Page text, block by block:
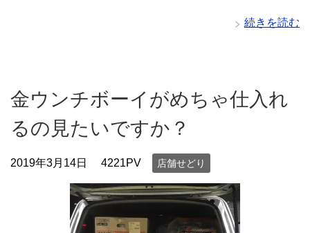
続きを読む
金ウンチボーイがめちゃ仕入れ
るの見たいですか？
2019年3月14日 4221PV 店舗せどり